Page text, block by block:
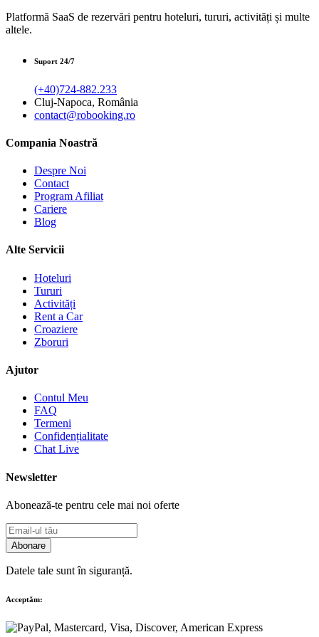
Platformă SaaS de rezervări pentru hoteluri, tururi, activități și multe
altele.
Suport 24/7
(+40)724-882.233
Cluj-Napoca, România
contact@robooking.ro
Compania Noastră
Despre Noi
Contact
Program Afiliat
Cariere
Blog
Alte Servicii
Hoteluri
Tururi
Activități
Rent a Car
Croaziere
Zboruri
Ajutor
Contul Meu
FAQ
Termeni
Confidențialitate
Chat Live
Newsletter
Abonează-te pentru cele mai noi oferte
Abonare
Datele tale sunt în siguranță.
Acceptăm: